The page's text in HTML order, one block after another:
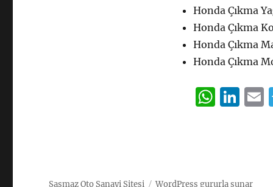
Honda Çıkma
Honda Çıkma
Honda Çıkma
Honda Çıkma
W
A
Li
Şaşmaz Oto Sanayi Sitesi WordPress gururla sunar